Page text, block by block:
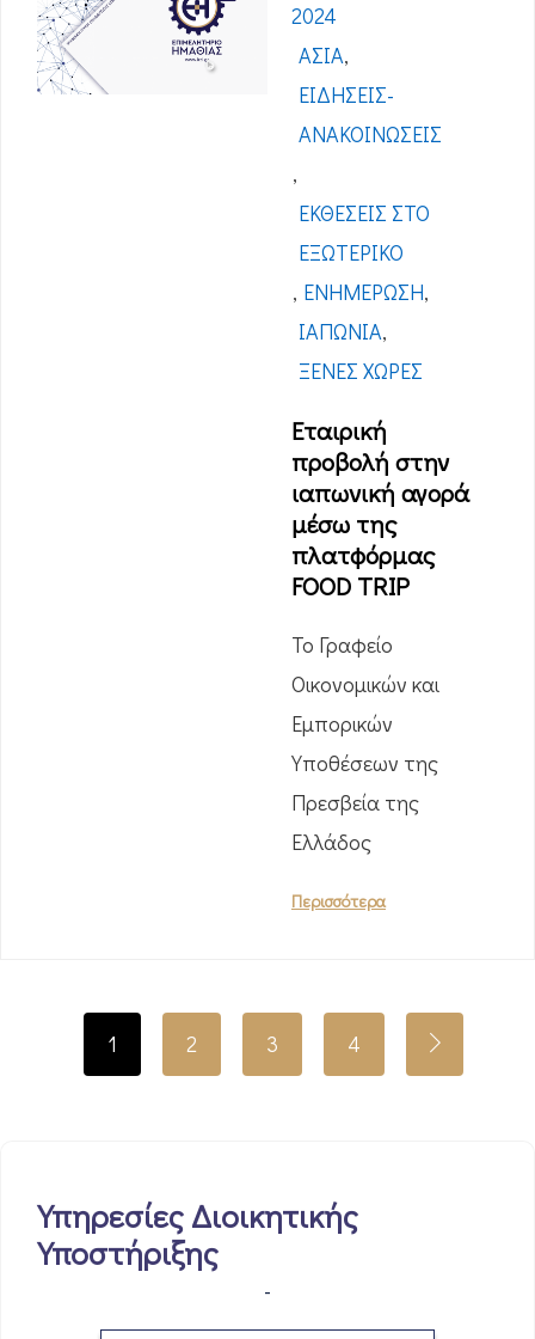
2024
ΑΣΊΑ,
ΕΙΔΉΣΕΙΣ-
ΑΝΑΚΟΙΝΏΣΕΙΣ
,
ΕΚΘΈΣΕΙΣ ΣΤΟ
ΕΞΩΤΕΡΙΚΌ
, ΕΝΗΜΈΡΩΣΗ,
ΙΑΠΩΝΊΑ,
ΞΈΝΕΣ ΧΏΡΕΣ
Εταιρική
προβολή στην
ιαπωνική αγορά
μέσω της
πλατφόρμας
FOOD TRIP
Το Γραφείο
Οικονομικών και
Εμπορικών
Υποθέσεων της
Πρεσβεία της
Ελλάδος
Περισσότερα
1 2 3 4
Υπηρεσίες Διοικητικής
Υποστήριξης
-